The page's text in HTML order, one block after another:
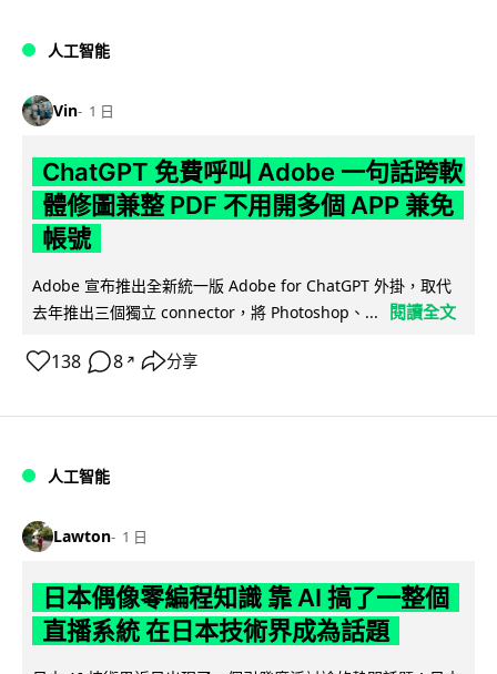
人工智能
Vin 1 日
ChatGPT 免費呼叫 Adobe 一句話跨軟
體修圖兼整 PDF 不用開多個 APP 兼免
帳號
Adobe 宣布推出全新統一版 Adobe for ChatGPT 外掛，取代
去年推出三個獨立 connector，將 Photoshop、...
閱讀全文
138 8 ↗ 分享
人工智能
Lawton 1 日
日本偶像零編程知識 靠 AI 搞了一整個
直播系統 在日本技術界成為話題